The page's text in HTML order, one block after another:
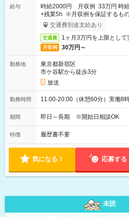
給与
時給2000円 月収例 33万円 時
+残業5h ※月収例を保証するも
取りサービス利用可（利用条件有
交通費別途支給あり
交通費 1ヶ月3万円を上限として
月収例 30万円～
勤務地
東京都新宿区
市ケ谷駅から徒歩3分
放送
勤務時間 11:00-20:00（休憩60分）実働8
期間 即日～長期 ※開始日相談OK
特徴 履歴書不要
気になる！ 応募する
未読